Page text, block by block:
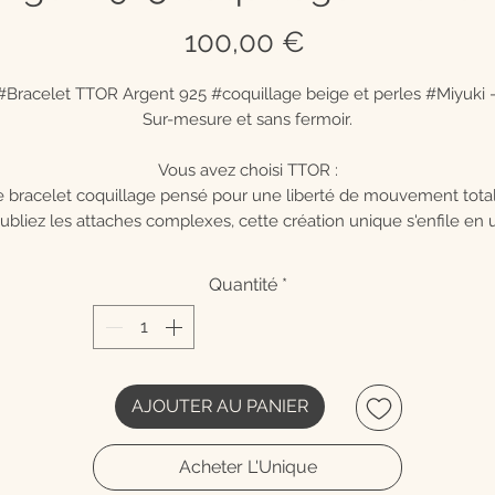
100,00 €
TTOR Argent 925 #coquillage beige et perles #Miyuki
Sur-mesure et sans fermoir.
Vous avez choisi TTOR :
bracelet coquillage pensé pour une liberté de mouvement
les attaches complexes, cette création unique s'enfile en
quotidien.
Le Japon rencontre les métaux précieux :
principale de vos perles Miyuki japonaises à votre "contrepoint" (la
touche finale). Pour ce détail décisif, choisissez parmi des matériaux
d'exception : la pureté lisse de l'Or Laminé, le caractère de l'Argent
Massif, l'éclat des perles Or 24K ou encore des perles de couleur
Quantité *
AJOUTER AU PANIER
Acheter L'Unique